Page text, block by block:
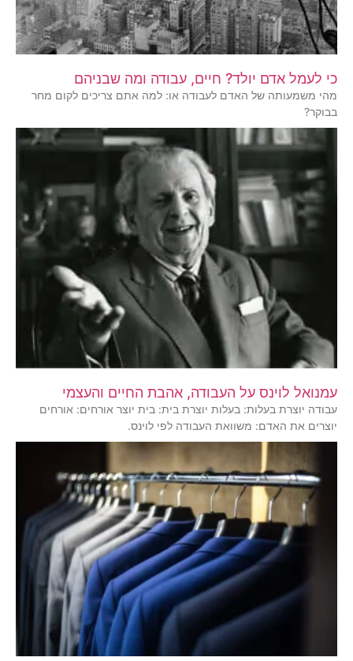
כי לעמל אדם יולד? חיים, עבודה ומה שבניהם
מהי משמעותה של האדם לעבודה או: למה אתם צריכים לקום מחר
בבוקר?
עמנואל לוינס על העבודה, אהבת החיים והעצמי
עבודה יוצרת בעלות: בעלות יוצרת בית: בית יוצר אורחים: אורחים
יוצרים את האדם: משוואת העבודה לפי לוינס.